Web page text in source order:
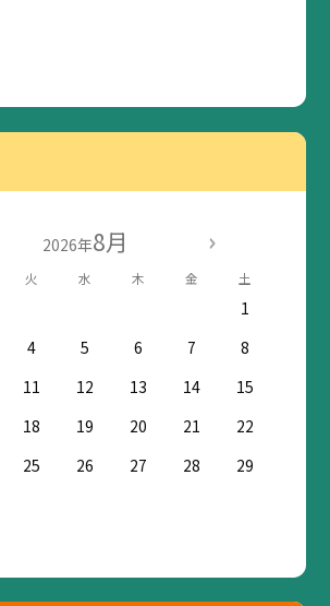
2026年8月
火 水 木 金 土
1
4 5 6 7
8
11 12 13 14
15
18 19 20 21
22
25 26 27 28
29